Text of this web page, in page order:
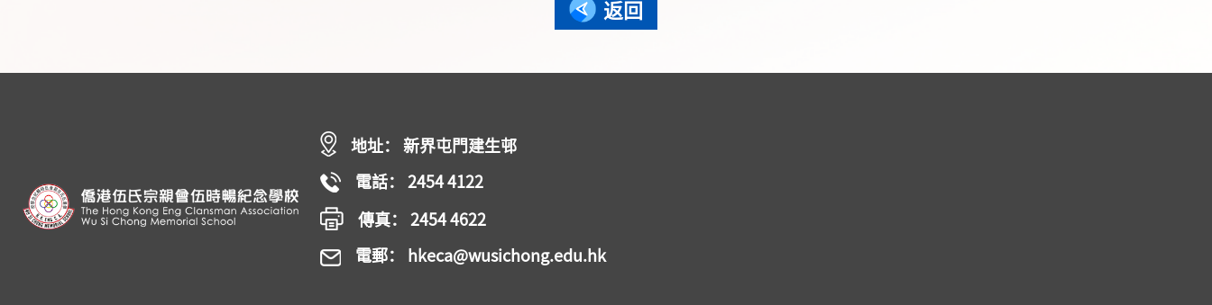
返回
地址： 新界屯門建生邨
電話： 2454 4122
傳真： 2454 4622
電郵： hkeca@wusichong.edu.hk